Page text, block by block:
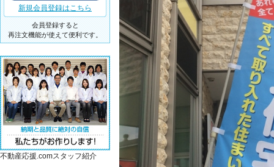
新規会員登録はこちら
会員登録すると
再注文機能が使えて便利です。
不動産応援.comスタッフ紹介